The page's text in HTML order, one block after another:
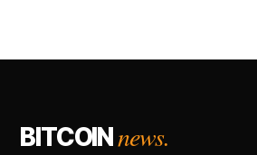
BITCOINnews.